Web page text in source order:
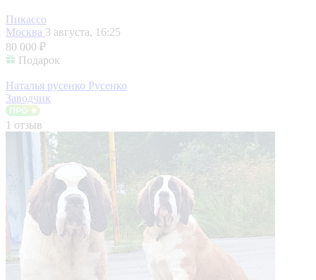
Пикассо
Москва 3 августа, 16:25
80 000 ₽
Подарок
Наталья русенко Русенко
Заводчик
1 отзыв